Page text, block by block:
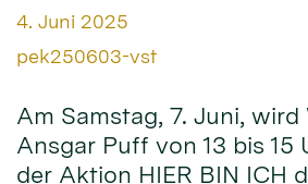
Datum:
4. Juni 2025
Von:
pek250603-vst
Am Samstag, 7. Juni,
Ansgar Puff von 13 bis 15
der Aktion HIER BIN ICH